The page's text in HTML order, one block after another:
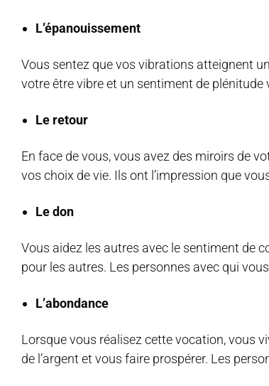
L’épanouissement
Vous sentez que vos vibrations atteignent
votre être vibre et un sentiment de plénitude
Le retour
En face de vous, vous avez des miroirs de
vos choix de vie. Ils ont l’impression que
Le don
Vous aidez les autres avec le sentiment de
pour les autres. Les personnes avec qui
L’abondance
Lorsque vous réalisez cette vocation, vous
de l’argent et vous faire prospérer. Les